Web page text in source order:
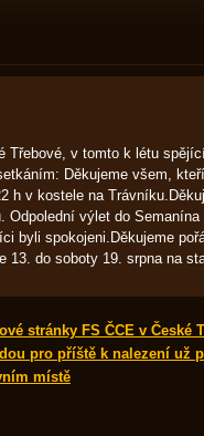
Třebové, v tomto k létu
Děkujeme všem,
v kostele na
výlet do
byli spokojeni.Děkujeme
13. do soboty 19. srpna na
stránky FS ČCE v České
pro příště k nalezení už
místě